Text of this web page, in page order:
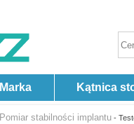
Marka Kątnica
Pomiar stabilności implantu -